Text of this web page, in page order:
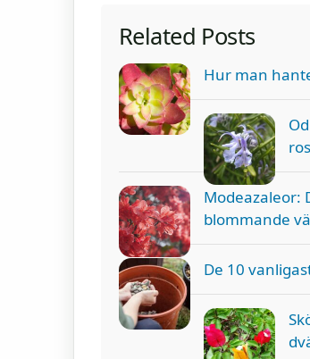
Related Posts
Hur man
Modeazaleor:
blommande
De 10